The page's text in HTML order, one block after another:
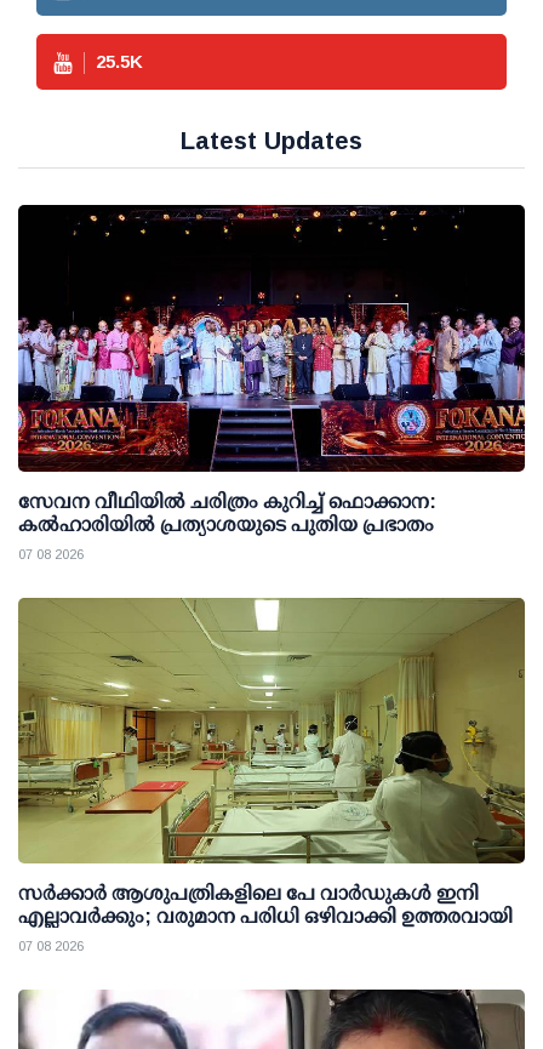
25.5K
Latest Updates
സേവന വീഥിയില്‍ ചരിത്രം കുറിച്ച് ഫൊക്കാന:
കല്‍ഹാരിയില്‍ പ്രത്യാശയുടെ പുതിയ പ്രഭാതം
07 08 2026
സര്‍ക്കാര്‍ ആശുപത്രികളിലെ പേ വാര്‍ഡുകള്‍ ഇനി
എല്ലാവര്‍ക്കും; വരുമാന പരിധി ഒഴിവാക്കി ഉത്തരവായി
07 08 2026